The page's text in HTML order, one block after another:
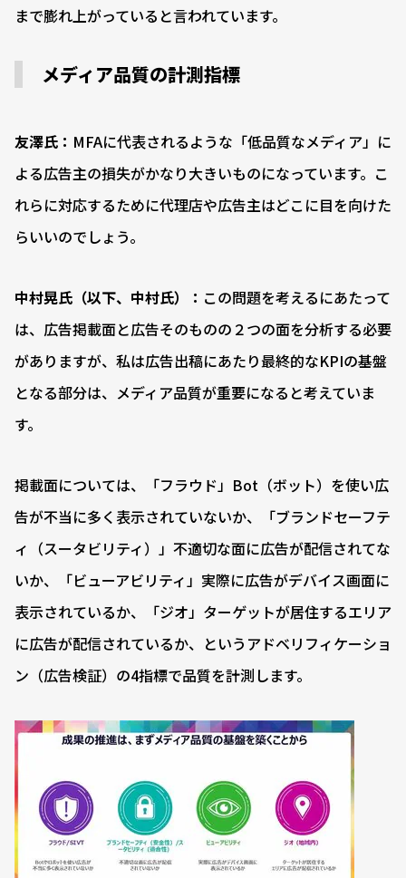
まで膨れ上がっていると言われています。
メディア品質の計測指標
友澤氏： MFAに代表されるような「低品質なメディア」に
よる広告主の損失がかなり大きいものになっています。こ
れらに対応するために代理店や広告主はどこに目を向けた
らいいのでしょう。
中村晃氏（以下、中村氏）： この問題を考えるにあたって
は、広告掲載面と広告そのものの２つの面を分析する必要
がありますが、私は広告出稿にあたり最終的なKPIの基盤
となる部分は、メディア品質が重要になると考えていま
す。
掲載面については、「フラウド」Bot（ボット）を使い広
告が不当に多く表示されていないか、「ブランドセーフテ
ィ（スータビリティ）」不適切な面に広告が配信されてな
いか、「ビューアビリティ」実際に広告がデバイス画面に
表示されているか、「ジオ」ターゲットが居住するエリア
に広告が配信されているか、というアドベリフィケーショ
ン（広告検証）の4指標で品質を計測します。